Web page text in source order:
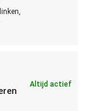
Altijd actief